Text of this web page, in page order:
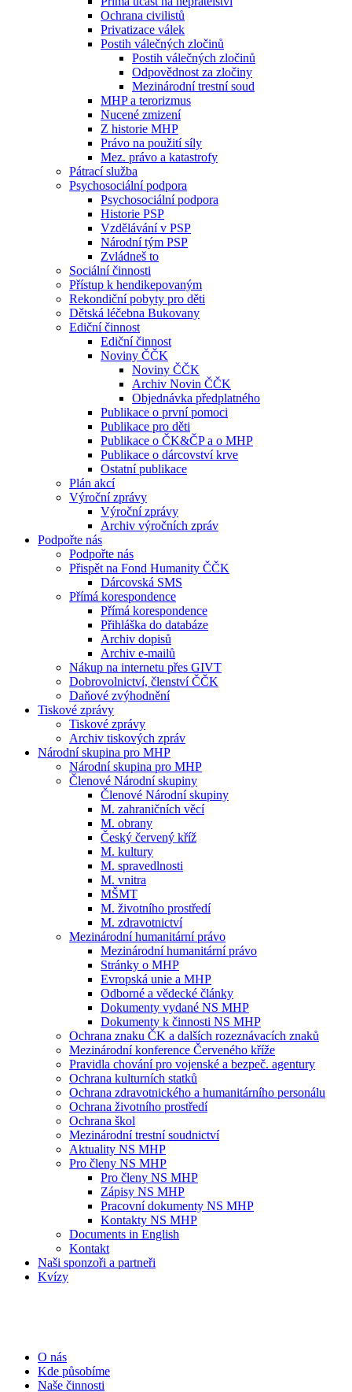
Ochrana civilistů
Privatizace válek
Postih válečných zločinů
Postih válečných zločinů
Odpovědnost za zločiny
Mezinárodní trestní soud
MHP a terorizmus
Nucené zmizení
Z historie MHP
Právo na použití síly
Mez. právo a katastrofy
Pátrací služba
Psychosociální podpora
Psychosociální podpora
Historie PSP
Vzdělávání v PSP
Národní tým PSP
Zvládneš to
Sociální činnosti
Přístup k hendikepovaným
Rekondiční pobyty pro děti
Dětská léčebna Bukovany
Ediční činnost
Ediční činnost
Noviny ČČK
Noviny ČČK
Archiv Novin ČČK
Objednávka předplatného
Publikace o první pomoci
Publikace pro děti
Publikace o ČK&ČP a o MHP
Publikace o dárcovství krve
Ostatní publikace
Plán akcí
Výroční zprávy
Výroční zprávy
Archiv výročních zpráv
Podpořte nás
Podpořte nás
Přispět na Fond Humanity ČČK
Dárcovská SMS
Přímá korespondence
Přímá korespondence
Přihláška do databáze
Archiv dopisů
Archiv e-mailů
Nákup na internetu přes GIVT
Dobrovolnictví, členství ČČK
Daňové zvýhodnění
Tiskové zprávy
Tiskové zprávy
Archiv tiskových zpráv
Národní skupina pro MHP
Národní skupina pro MHP
Členové Národní skupiny
Členové Národní skupiny
M. zahraničních věcí
M. obrany
Český červený kříž
M. kultury
M. spravedlnosti
M. vnitra
MŠMT
M. životního prostředí
M. zdravotnictví
Mezinárodní humanitární právo
Mezinárodní humanitární právo
Stránky o MHP
Evropská unie a MHP
Odborné a vědecké články
Dokumenty vydané NS MHP
Dokumenty k činnosti NS MHP
Ochrana znaku ČK a dalších rozeznávacích znaků
Mezinárodní konference Červeného kříže
Pravidla chování pro vojenské a bezpeč. agentury
Ochrana kulturních statků
Ochrana zdravotnického a humanitárního personálu
Ochrana životního prostředí
Ochrana škol
Mezinárodní trestní soudnictví
Aktuality NS MHP
Pro členy NS MHP
Pro členy NS MHP
Zápisy NS MHP
Pracovní dokumenty NS MHP
Kontakty NS MHP
Documents in English
Kontakt
Naši sponzoři a partneři
Kvízy
O nás
Kde působíme
Naše činnosti